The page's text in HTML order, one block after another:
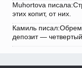
Muhortova
этих копит, от них.
Камиль
депозит —